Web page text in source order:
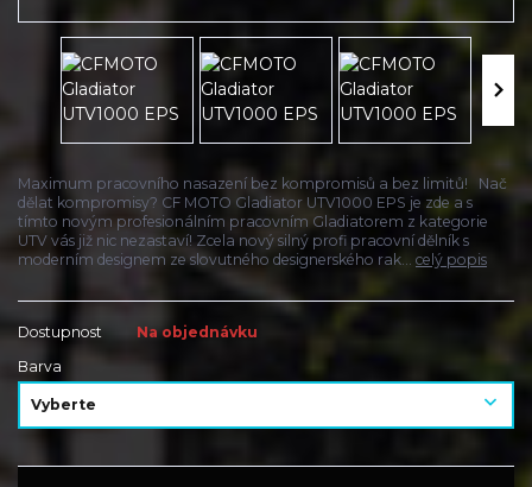
Maximum pracovního nasazení bez kompromisů a bez limitů! Nač
dělat kompromisy? CF MOTO Gladiator UTV1000 EPS je zde a s
tímto novým profesionálním pracovním Gladiatorem z kategorie
UTV vás již nic nezastaví! Zcela nový silný profi pracovní dělník s
moderním designem ze slovutného designerského rak... celý popis
Dostupnost
Na objednávku
Barva